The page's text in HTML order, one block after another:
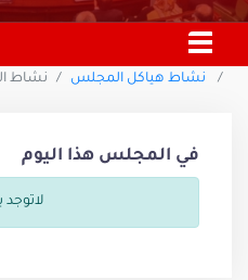
نشاط هياكل المجلس نشاط
في المجلس هذا اليوم
لاتوجد